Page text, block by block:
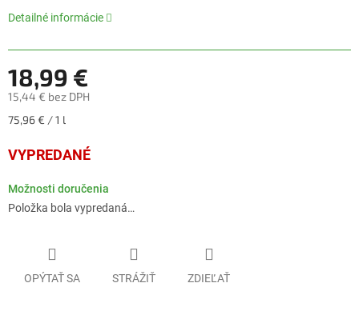
5
Detailné informácie
18,99 €
15,44 € bez DPH
Jednotková
75,96 € / 1 l
VYPREDANÉ
Možnosti doručenia
Položka bola vypredaná…
OPÝTAŤ SA STRÁŽIŤ ZDIEĽAŤ